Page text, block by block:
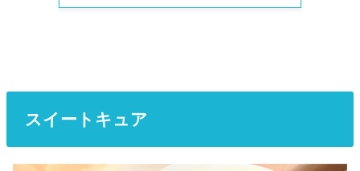
スイートキュア